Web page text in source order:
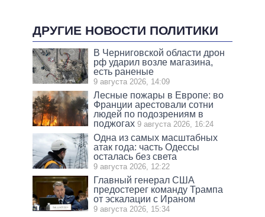
ДРУГИЕ НОВОСТИ ПОЛИТИКИ
В Черниговской области дрон
рф ударил возле магазина,
есть раненые
9 августа 2026, 14:09
Лесные пожары в Европе: во
Франции арестовали сотни
людей по подозрениям в
поджогах 9 августа 2026, 16:24
Одна из самых масштабных
атак года: часть Одессы
осталась без света
9 августа 2026, 12:22
Главный генерал США
предостерег команду Трампа
от эскалации с Ираном
9 августа 2026, 15:34